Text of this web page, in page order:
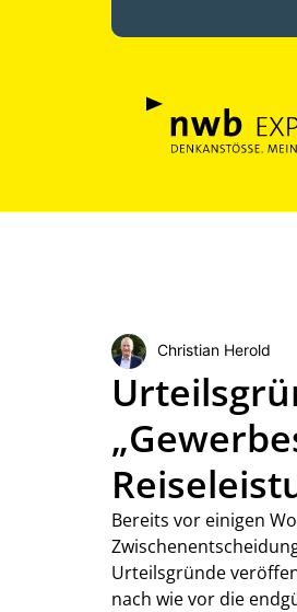
Christian Herold
Bereits vor einigen
Urteilsgründe
nach wie vor die